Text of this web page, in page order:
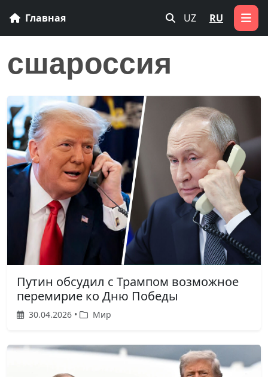
Главная UZ RU
сшароссия
Путин обсудил с Трампом возможное
перемирие ко Дню Победы
30.04.2026 • Мир